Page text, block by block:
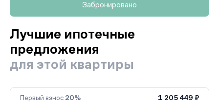
Забронировано
Лучшие ипотечные
предложения
для этой квартиры
Первый взнос 20% 1 205 449 ₽